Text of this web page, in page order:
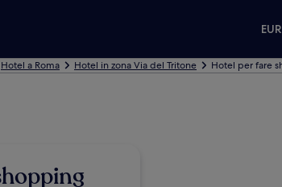
EUR
Hotel a Roma Hotel in zona Via del Tritone Hotel per fare